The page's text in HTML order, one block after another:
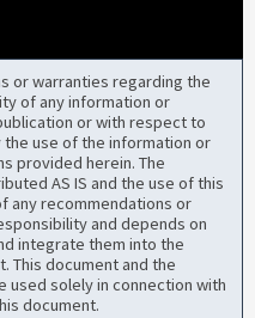
or warranties regarding the
of any information or
or with respect to
use of the information or
provided herein. The
AS IS and the use of this
any recommendations or
and depends on
integrate them into the
This document and the
used solely in connection with
document.